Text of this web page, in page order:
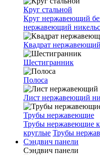
Круг стальной
Круг нержавеющий
нержавеющий
Квадрат нержавеющий
Шестигранник
Полоса
Лист нержавеющий
Трубы нержавеющие
Трубы нержавеющие
круглые Трубы
Сэндвич панели
Сэндвич панели